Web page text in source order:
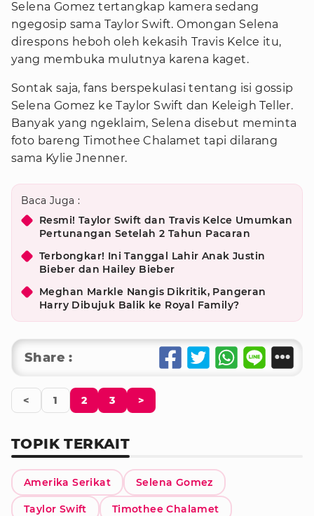
Selena Gomez tertangkap kamera sedang
ngegosip sama Taylor Swift. Omongan Selena
direspons heboh oleh kekasih Travis Kelce itu,
yang membuka mulutnya karena kaget.
Sontak saja, fans berspekulasi tentang isi gossip
Selena Gomez ke Taylor Swift dan Keleigh Teller.
Banyak yang ngeklaim, Selena disebut meminta
foto bareng Timothee Chalamet tapi dilarang
sama Kylie Jnenner.
Baca Juga :
Resmi! Taylor Swift dan Travis Kelce Umumkan
Pertunangan Setelah 2 Tahun Pacaran
Terbongkar! Ini Tanggal Lahir Anak Justin
Bieber dan Hailey Bieber
Meghan Markle Nangis Dikritik, Pangeran
Harry Dibujuk Balik ke Royal Family?
Share :
< 1 2 3 >
TOPIK TERKAIT
Amerika Serikat Selena Gomez
Taylor Swift Timothee Chalamet